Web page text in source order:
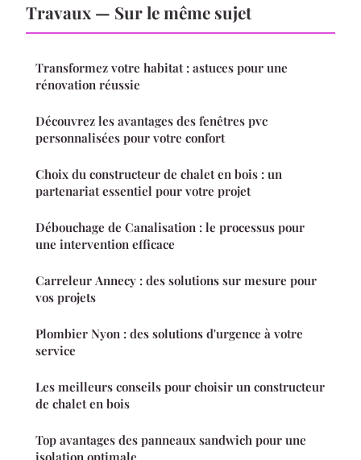
Travaux — Sur le même sujet
Transformez votre habitat : astuces pour une
rénovation réussie
Découvrez les avantages des fenêtres pvc
personnalisées pour votre confort
Choix du constructeur de chalet en bois : un
partenariat essentiel pour votre projet
Débouchage de Canalisation : le processus pour
une intervention efficace
Carreleur Annecy : des solutions sur mesure pour
vos projets
Plombier Nyon : des solutions d'urgence à votre
service
Les meilleurs conseils pour choisir un constructeur
de chalet en bois
Top avantages des panneaux sandwich pour une